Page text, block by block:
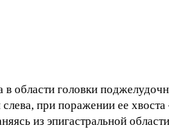
области головки
при поражении ее хвоста
из эпигастральной области